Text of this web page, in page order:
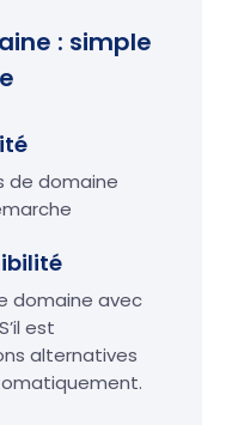
: simple
de domaine
domaine avec
est
alternatives